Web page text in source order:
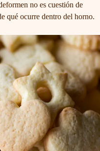
no es cuestión de
qué ocurre dentro del horno.